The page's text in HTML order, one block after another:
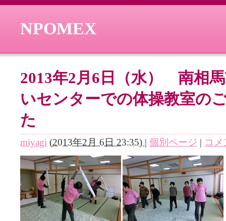
NPOMEX
2013年2月6日（水） 南相
いセンターでの体操教室の
た
miyagi (2013年2月 6日 23:35) | 個別ページ | コ